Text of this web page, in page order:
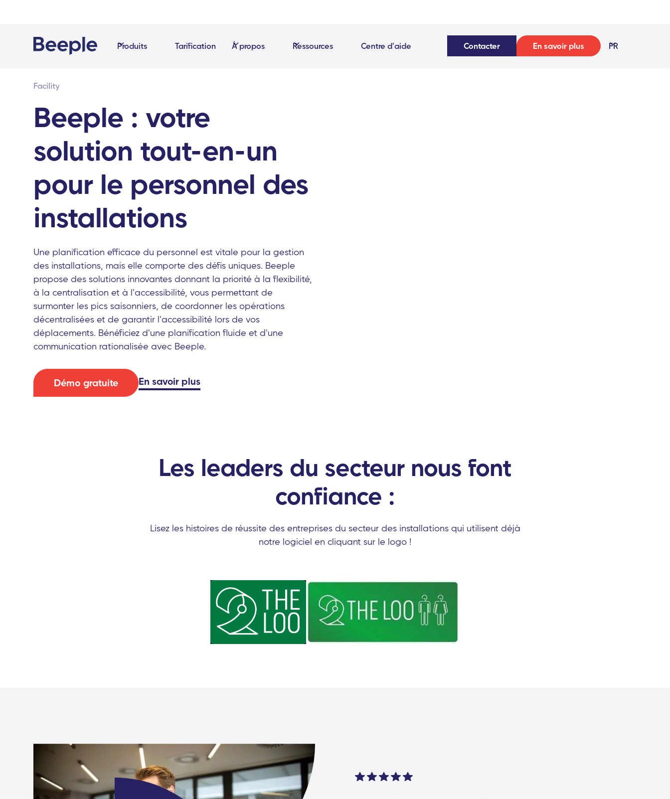
Produits Tarification À propos Ressources Centre d'aide Contacter En savoir plus FR
Facility
Beeple : votre
solution tout-en-un
pour le personnel des
installations
Une planification efficace du personnel est vitale pour la gestion
des installations, mais elle comporte des défis uniques. Beeple
propose des solutions innovantes donnant la priorité à la flexibilité,
à la centralisation et à l'accessibilité, vous permettant de
surmonter les pics saisonniers, de coordonner les opérations
décentralisées et de garantir l'accessibilité lors de vos
déplacements. Bénéficiez d'une planification fluide et d'une
communication rationalisée avec Beeple.
Démo gratuite En savoir plus
Les leaders du secteur nous font
confiance :
Lisez les histoires de réussite des entreprises du secteur des installations qui utilisent déjà
notre logiciel en cliquant sur le logo !